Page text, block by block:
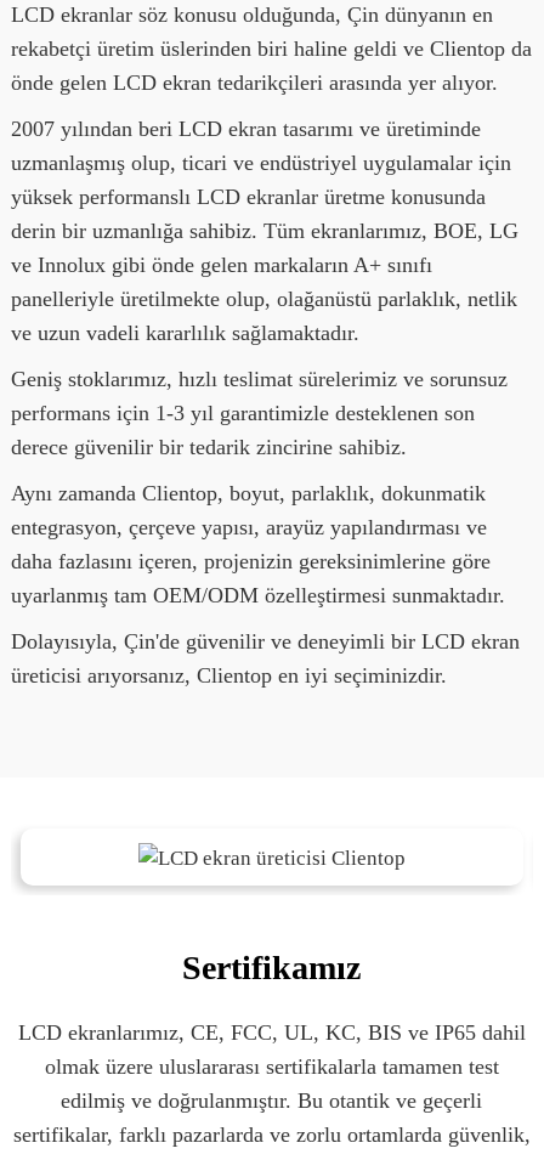
LCD ekranlar söz konusu olduğunda, Çin dünyanın en
rekabetçi üretim üslerinden biri haline geldi ve Clientop da
önde gelen LCD ekran tedarikçileri arasında yer alıyor.
2007 yılından beri LCD ekran tasarımı ve üretiminde
uzmanlaşmış olup, ticari ve endüstriyel uygulamalar için
yüksek performanslı LCD ekranlar üretme konusunda
derin bir uzmanlığa sahibiz. Tüm ekranlarımız, BOE, LG
ve Innolux gibi önde gelen markaların A+ sınıfı
panelleriyle üretilmekte olup, olağanüstü parlaklık, netlik
ve uzun vadeli kararlılık sağlamaktadır.
Geniş stoklarımız, hızlı teslimat sürelerimiz ve sorunsuz
performans için 1-3 yıl garantimizle desteklenen son
derece güvenilir bir tedarik zincirine sahibiz.
Aynı zamanda Clientop, boyut, parlaklık, dokunmatik
entegrasyon, çerçeve yapısı, arayüz yapılandırması ve
daha fazlasını içeren, projenizin gereksinimlerine göre
uyarlanmış tam OEM/ODM özelleştirmesi sunmaktadır.
Dolayısıyla, Çin'de güvenilir ve deneyimli bir LCD ekran
üreticisi arıyorsanız, Clientop en iyi seçiminizdir.
Sertifikamız
LCD ekranlarımız, CE, FCC, UL, KC, BIS ve IP65 dahil
olmak üzere uluslararası sertifikalarla tamamen test
edilmiş ve doğrulanmıştır. Bu otantik ve geçerli
sertifikalar, farklı pazarlarda ve zorlu ortamlarda güvenlik,